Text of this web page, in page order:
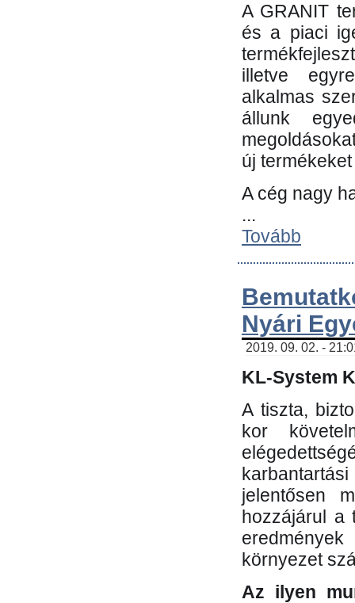
A GRANIT
és a piaci
illetve
alkalmas
állunk
új
A cég nagy
...
Tovább
Nyári
2019. 09. 02. -
KL-System
A tiszta,
kor
jelentősen
hozzájárul a
környezet
Az ilyen